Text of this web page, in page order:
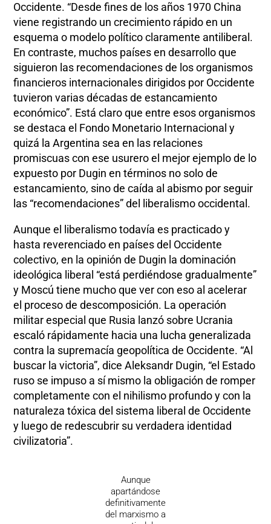
Occidente. “Desde fines de los años 1970 China
viene registrando un crecimiento rápido en un
esquema o modelo político claramente antiliberal.
En contraste, muchos países en desarrollo que
siguieron las recomendaciones de los organismos
financieros internacionales dirigidos por Occidente
tuvieron varias décadas de estancamiento
económico”. Está claro que entre esos organismos
se destaca el Fondo Monetario Internacional y
quizá la Argentina sea en las relaciones
promiscuas con ese usurero el mejor ejemplo de lo
expuesto por Dugin en términos no solo de
estancamiento, sino de caída al abismo por seguir
las “recomendaciones” del liberalismo occidental.
Aunque el liberalismo todavía es practicado y
hasta reverenciado en países del Occidente
colectivo, en la opinión de Dugin la dominación
ideológica liberal “está perdiéndose gradualmente”
y Moscú tiene mucho que ver con eso al acelerar
el proceso de descomposición. La operación
militar especial que Rusia lanzó sobre Ucrania
escaló rápidamente hacia una lucha generalizada
contra la supremacía geopolítica de Occidente. “Al
buscar la victoria”, dice Aleksandr Dugin, “el Estado
ruso se impuso a sí mismo la obligación de romper
completamente con el nihilismo profundo y con la
naturaleza tóxica del sistema liberal de Occidente
y luego de redescubrir su verdadera identidad
civilizatoria”.
Aunque
apartándose
definitivamente
del marxismo a